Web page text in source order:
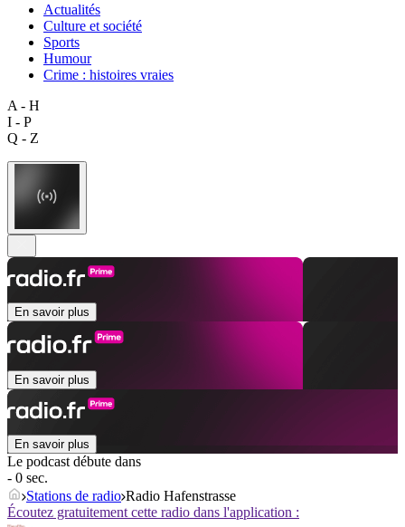
Actualités
Culture et société
Sports
Humour
Crime : histoires vraies
A - H
I - P
Q - Z
En savoir plus
En savoir plus
En savoir plus
Le podcast débute dans
- 0 sec.
Stations de radio Radio Hafenstrasse
Écoutez gratuitement cette radio dans l'application :